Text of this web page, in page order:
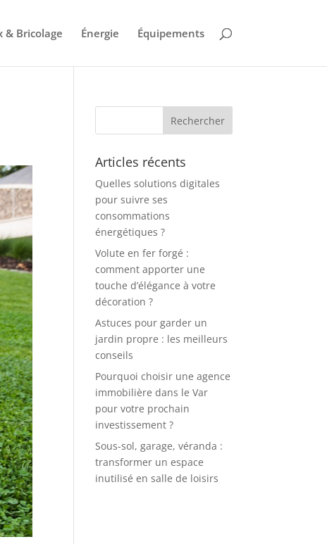
& Bricolage Énergie Équipements
Articles récents
Quelles solutions digitales
pour suivre ses
consommations
énergétiques ?
Volute en fer forgé :
comment apporter une
touche d’élégance à votre
décoration ?
Astuces pour garder un
jardin propre : les meilleurs
conseils
Pourquoi choisir une agence
immobilière dans le Var
pour votre prochain
investissement ?
Sous-sol, garage, véranda :
transformer un espace
inutilisé en salle de loisirs